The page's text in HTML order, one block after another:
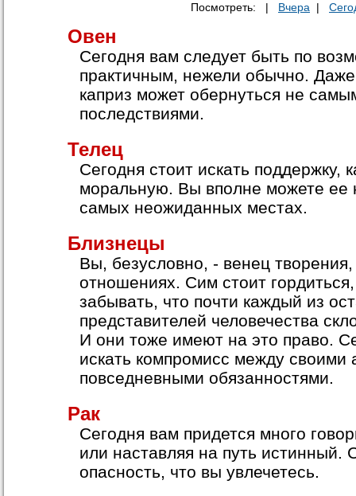
Посмотреть: | Вчера |
Овен
Сегодня вам следует быть по
практичным, нежели обычно.
каприз может обернуться не
последствиями.
Телец
Сегодня стоит искать поддержку,
моральную. Вы вполне можете ее
самых неожиданных местах.
Близнецы
Вы, безусловно, - венец
отношениях. Сим стоит
забывать, что почти каждый из
представителей человечества
И они тоже имеют на это право.
искать компромисс между своими
повседневными обязанностями.
Рак
Сегодня вам придется много
или наставляя на путь истинный.
опасность, что вы увлечетесь.